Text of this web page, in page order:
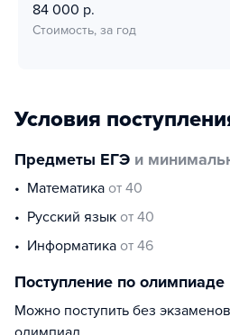
84 000 р.
Стоимость, за год
Условия
Предметы ЕГЭ и
математика от 40
русский язык от 40
информатика от 46
Поступление по олимпиаде
Можно поступить без